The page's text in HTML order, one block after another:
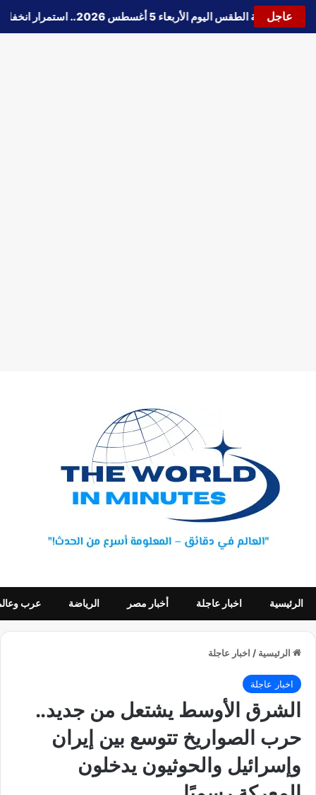
عاجل 🔵حالة الطقس اليوم الأربعاء 5 أغسطس 2026.. استمرار انخفاض الحرارة وتحذيرات من الشبورة واضطراب الملاحة
الرئيسية اخبار عاجلة أخبار مصر الرياضة عرب
الرئيسية / اخبار عاجلة
اخبار عاجلة
الشرق الأوسط يشتعل من جديد..
حرب الصواريخ تتوسع بين إيران
وإسرائيل والحوثيون يدخلون